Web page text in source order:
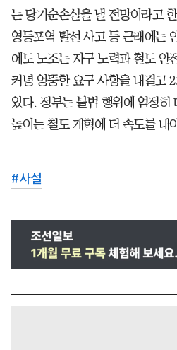
는 당기순손실을 낼 전망이라고
영등포역 탈선 사고 등 근래에는
에도 노조는 자구 노력과 철도 안
커녕 엉뚱한 요구 사항을 내걸고
있다. 정부는 불법 행위에 엄정히
높이는 철도 개혁에 더 속도를 내
#사설